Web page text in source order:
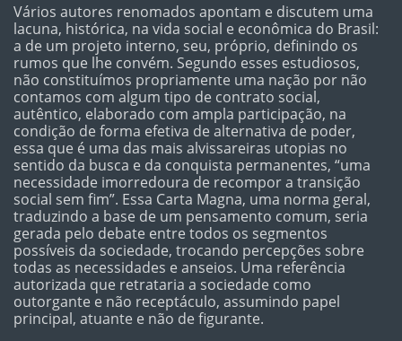
Vários autores renomados apontam e discutem uma
lacuna, histórica, na vida social e econômica do Brasil:
a de um projeto interno, seu, próprio, definindo os
rumos que lhe convém. Segundo esses estudiosos,
não constituímos propriamente uma nação por não
contamos com algum tipo de contrato social,
autêntico, elaborado com ampla participação, na
condição de forma efetiva de alternativa de poder,
essa que é uma das mais alvissareiras utopias no
sentido da busca e da conquista permanentes, “uma
necessidade imorredoura de recompor a transição
social sem fim”. Essa Carta Magna, uma norma geral,
traduzindo a base de um pensamento comum, seria
gerada pelo debate entre todos os segmentos
possíveis da sociedade, trocando percepções sobre
todas as necessidades e anseios. Uma referência
autorizada que retrataria a sociedade como
outorgante e não receptáculo, assumindo papel
principal, atuante e não de figurante.